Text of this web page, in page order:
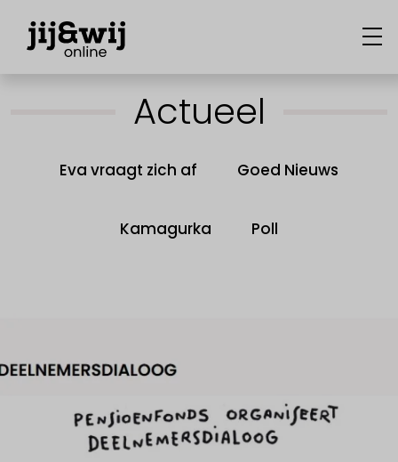
Actueel
Eva vraagt zich af Goed Nieuws
Kamagurka Poll